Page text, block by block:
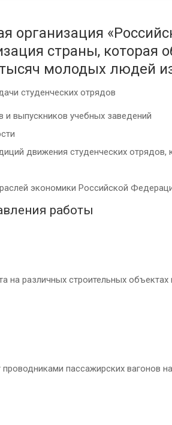
страны, которая
молодых людей
студенческих отрядов
и выпускников учебных заведений
движения студенческих отрядов,
экономики Российской
работы
различных строительных объектах
пассажирских вагонов